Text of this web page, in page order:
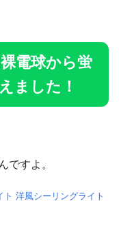
電球から蛍
ました！
ですよ。
洋風シーリングライト